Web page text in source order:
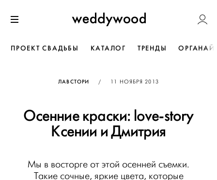
к содержанию
Weddywood
ПРОЕКТ СВАДЬБЫ КАТАЛОГ ТРЕНДЫ
ЛАВСТОРИ / ОПУБЛИКОВАНО
11 НОЯБРЯ 2013
Осенние краски: love-story
Ксении и Дмитрия
Мы в восторге от этой осенней съемки.
Такие сочные, яркие цвета, которые